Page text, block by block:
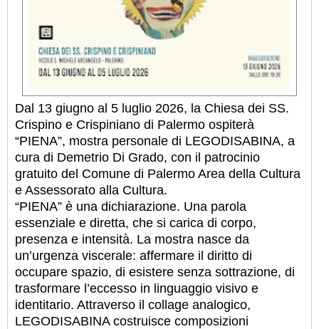
Dal 13 giugno al 5 luglio 2026, la Chiesa dei SS.
Crispino e Crispiniano di Palermo ospiterà
“PIENA”, mostra personale di LEGODISABINA, a
cura di Demetrio Di Grado, con il patrocinio
gratuito del Comune di Palermo Area della Cultura
e Assessorato alla Cultura.
“PIENA” è una dichiarazione. Una parola
essenziale e diretta, che si carica di corpo,
presenza e intensità. La mostra nasce da
un’urgenza viscerale: affermare il diritto di
occupare spazio, di esistere senza sottrazione, di
trasformare l’eccesso in linguaggio visivo e
identitario. Attraverso il collage analogico,
LEGODISABINA costruisce composizioni